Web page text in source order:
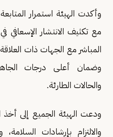
وأكدت الهيئة استمرار
مع تكثيف الانتشار الإسعافي
المباشر مع الجهات ذات
وضمان أعلى درجات
والحالات الطارئة.
ودعت الهيئة الجميع إلى
والالتزام بإرشادات